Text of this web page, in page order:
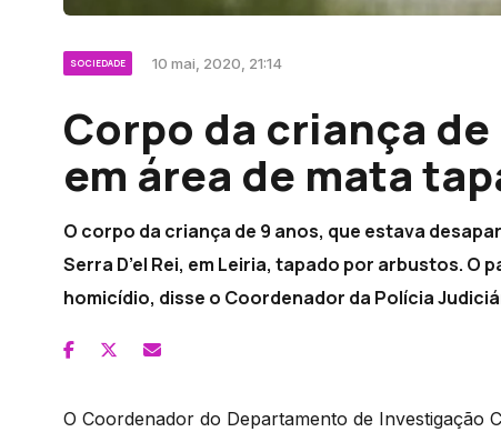
SOCIEDADE 10 mai, 2020, 21:14
Corpo da criança
em área de mata
O corpo da criança de 9 anos, que estava
Serra D’el Rei, em Leiria, tapado por arbustos. O
homicídio, disse o Coordenador da Polícia
O Coordenador do Departamento de Investigação